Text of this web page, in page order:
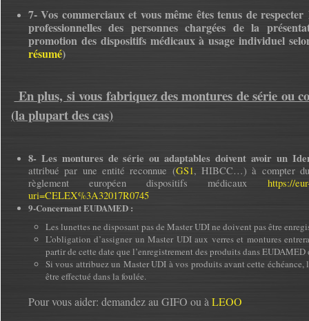
7- Vos commerciaux et vous même êtes tenus de
professionnelles des personnes chargées de la
promotion des dispositifs médicaux à usage individuel
résumé)
En plus, si vous fabriquez des montures de série ou
(la plupart des cas)
8- Les montures de série ou adaptables doivent avoir un
attribué par une entité reconnue (GS1, HIBCC…) à compter
règlement européen dispositifs médicaux https://
uri=CELEX%3A32017R0745
9-Concernant EUDAMED :
Les lunettes ne disposant pas de Master UDI ne doivent pas être
L’obligation d’assigner un Master UDI aux verres et montures
partir de cette date que l’enregistrement des produits dans
Si vous attribuez un Master UDI à vos produits avant cette
être effectué dans la foulée.
Pour vous aider: demandez au GIFO ou à LEOO